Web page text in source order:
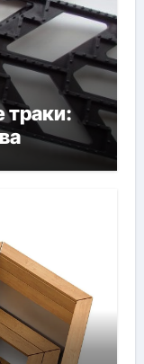
траки: